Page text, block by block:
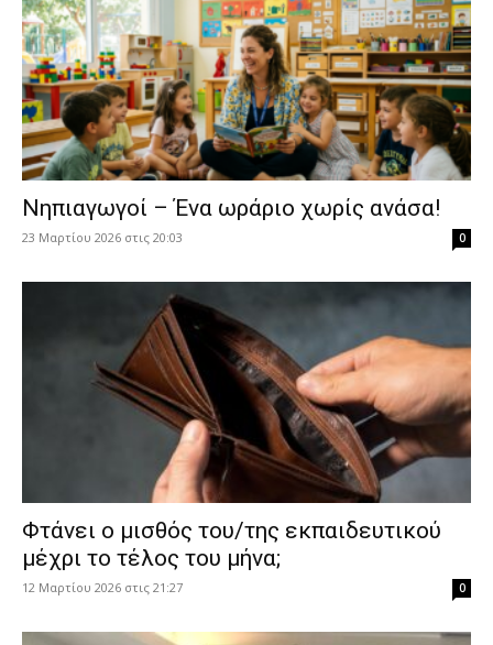
Νηπιαγωγοί – Ένα ωράριο χωρίς ανάσα!
23 Μαρτίου 2026 στις 20:03 0
Φτάνει ο μισθός του/της εκπαιδευτικού
μέχρι το τέλος του μήνα;
12 Μαρτίου 2026 στις 21:27 0